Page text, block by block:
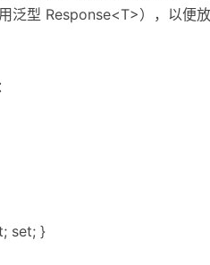
泛型 Response<T>），以便
set; }